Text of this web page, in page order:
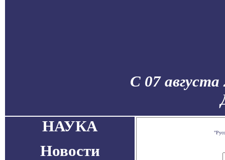
С 07 августа
НАУКА
Новости